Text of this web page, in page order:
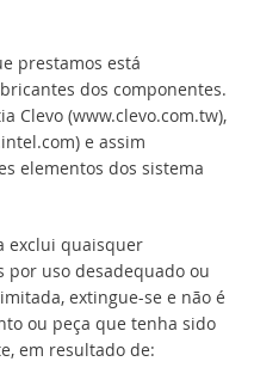
prestamos está
dos componentes.
Clevo (www.clevo.com.tw),
e assim
elementos dos sistema
exclui quaisquer
por uso desadequado ou
extingue-se e não é
ou peça que tenha sido
em resultado de: